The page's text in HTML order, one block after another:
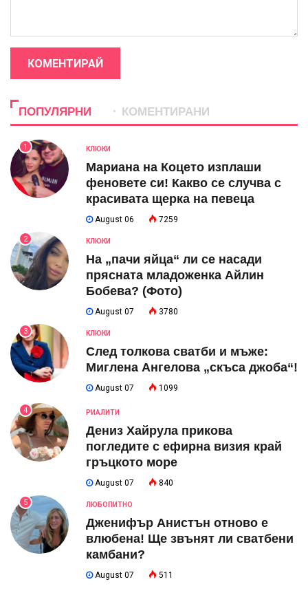
КОМЕНТИРАЙ
ПОПУЛЯРНИ КОМЕНТИРАНИ
1 КЛЮКИ
Мариана на Коцето изплаши
феновете си! Какво се случва с
красивата щерка на певеца
August 06 7259
2 КЛЮКИ
На „пачи яйца“ ли се насади
прясната младоженка Айлин
Бобева? (Фото)
August 07 3780
3 КЛЮКИ
След толкова сватби и мъже:
Миглена Ангелова „скъса джоба“!
August 07 1099
4 РИАЛИТИ
Дениз Хайрула прикова
погледите с ефирна визия край
гръцкото море
August 07 840
5 ЛЮБОПИТНО
Дженифър Анистън отново е
влюбена! Ще звънят ли сватбени
камбани?
August 07 511